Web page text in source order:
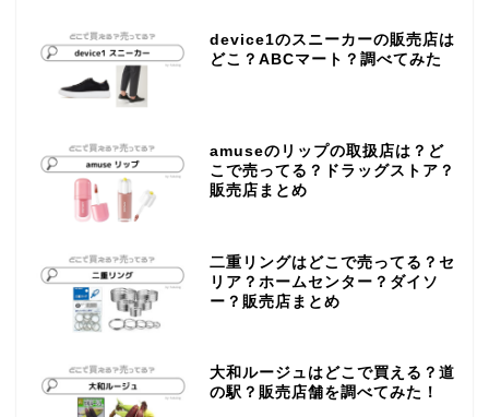
device1のスニーカーの販売店は
どこ？ABCマート？調べてみた
amuseのリップの取扱店は？ど
こで売ってる？ドラッグストア？
販売店まとめ
二重リングはどこで売ってる？セ
リア？ホームセンター？ダイソ
ー？販売店まとめ
大和ルージュはどこで買える？道
の駅？販売店舗を調べてみた！